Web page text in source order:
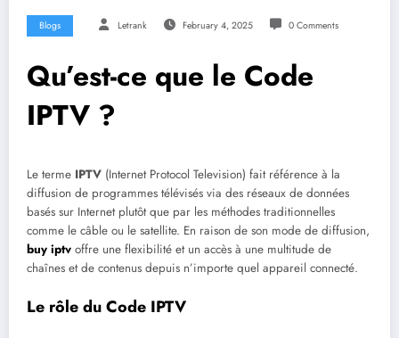
Blogs Letrank February 4, 2025 0 Comments
Qu’est-ce que le Code
IPTV ?
Le terme IPTV (Internet Protocol Television) fait référence à la
diffusion de programmes télévisés via des réseaux de données
basés sur Internet plutôt que par les méthodes traditionnelles
comme le câble ou le satellite. En raison de son mode de diffusion,
buy iptv offre une flexibilité et un accès à une multitude de
chaînes et de contenus depuis n’importe quel appareil connecté.
Le rôle du Code IPTV